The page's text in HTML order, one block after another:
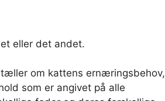
eller det andet.
om kattens ernæringsbehov,
som er angivet på alle